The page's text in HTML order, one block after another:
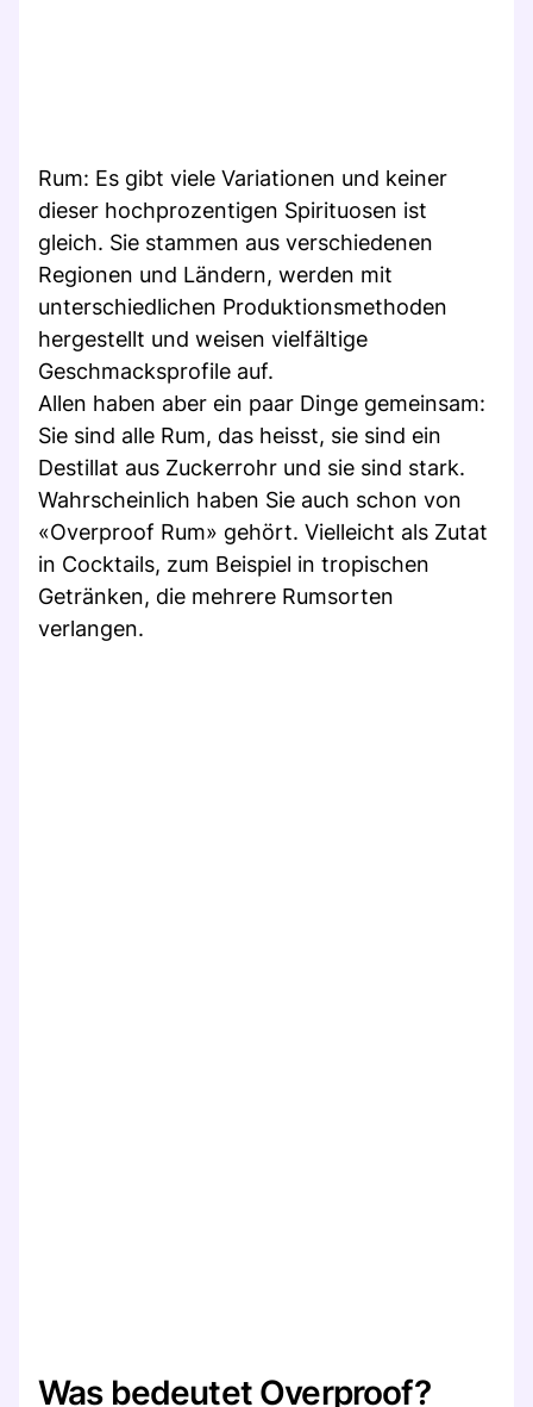
Rum: Es gibt viele Variationen und keiner
dieser hochprozentigen Spirituosen ist
gleich. Sie stammen aus verschiedenen
Regionen und Ländern, werden mit
unterschiedlichen Produktionsmethoden
hergestellt und weisen vielfältige
Geschmacksprofile auf.
Allen haben aber ein paar Dinge gemeinsam:
Sie sind alle Rum, das heisst, sie sind ein
Destillat aus Zuckerrohr und sie sind stark.
Wahrscheinlich haben Sie auch schon von
«Overproof Rum» gehört. Vielleicht als Zutat
in Cocktails, zum Beispiel in tropischen
Getränken, die mehrere Rumsorten
verlangen.
Was bedeutet Overproof?